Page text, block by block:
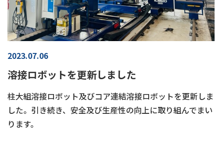
2023.07.06
溶接ロボットを更新しました
柱大組溶接ロボット及びコア連結溶接ロボットを更新しま
した。引き続き、安全及び生産性の向上に取り組んでまい
ります。